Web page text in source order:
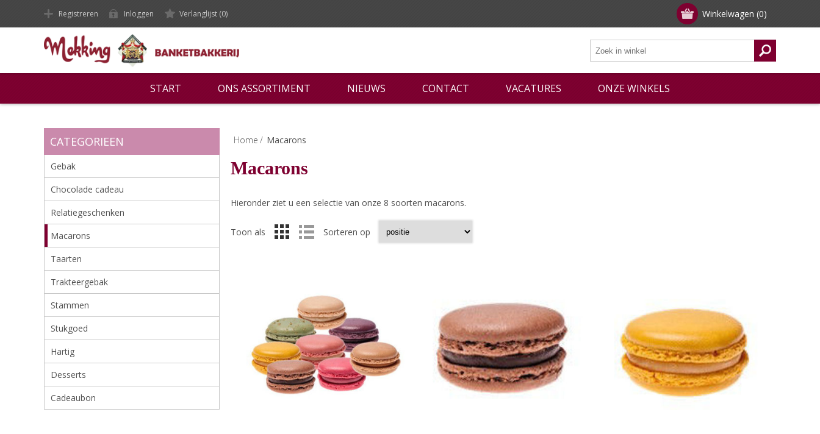
Winkelwagen (0)
Registreren Inloggen Verlanglijst (0)
START ONS ASSORTIMENT NIEUWS CONTACT VACATURES ONZE WINKELS
Home / Macarons
Macarons
Hieronder ziet u een selectie van onze 8 soorten macarons.
Toon als Sorteren op
CATEGORIEEN
Gebak
Chocolade cadeau
Relatiegeschenken
Macarons
Taarten
Trakteergebak
Stammen
Stukgoed
Hartig
Desserts
Cadeaubon